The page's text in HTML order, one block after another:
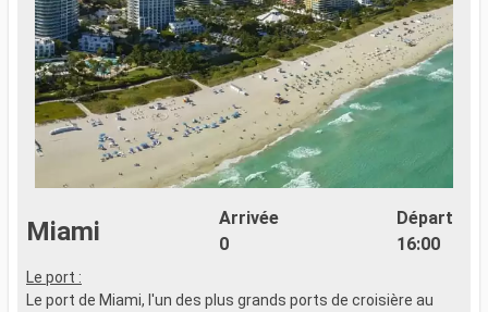
Miami
Arrivée
0
Départ
16:00
Le port :
Le port de Miami, l'un des plus grands ports de croisière au